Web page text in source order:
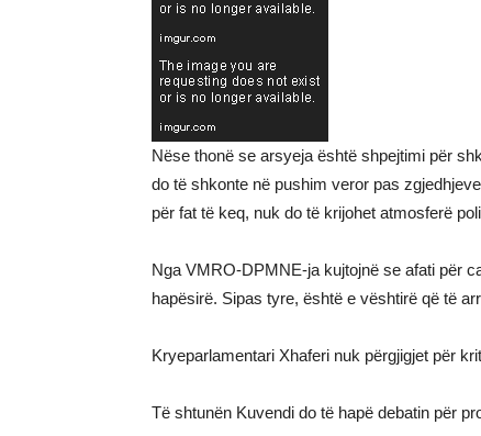
Nëse thonë se arsyeja është shpejtimi për
do të shkonte në pushim veror pas
për fat të keq, nuk do të krijohet atmosferë
Nga VMRO-DPMNE-ja kujtojnë se afati për
hapësirë. Sipas tyre, është e vështirë që të
Kryeparlamentari Xhaferi nuk përgjigjet për
Të shtunën Kuvendi do të hapë debatin për